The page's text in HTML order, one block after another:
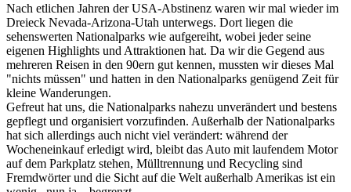
Nach etlichen Jahren der USA-Abstinenz waren wir mal wieder im
Dreieck Nevada-Arizona-Utah unterwegs. Dort liegen die
sehenswerten Nationalparks wie aufgereiht, wobei jeder seine
eigenen Highlights und Attraktionen hat. Da wir die Gegend aus
mehreren Reisen in den 90ern gut kennen, mussten wir dieses Mal
"nichts müssen" und hatten in den Nationalparks genügend Zeit für
kleine Wanderungen.
Gefreut hat uns, die Nationalparks nahezu unverändert und bestens
gepflegt und organisiert vorzufinden. Außerhalb der Nationalparks
hat sich allerdings auch nicht viel verändert: während der
Wocheneinkauf erledigt wird, bleibt das Auto mit laufendem Motor
auf dem Parkplatz stehen, Mülltrennung und Recycling sind
Fremdwörter und die Sicht auf die Welt außerhalb Amerikas ist ein